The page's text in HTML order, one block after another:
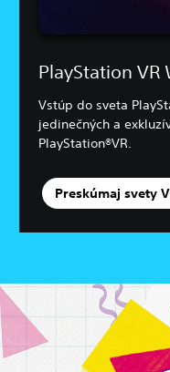
PlayStation VR
Vstúp do sveta
jedinečných a
PlayStation®VR.
Preskúmaj svety